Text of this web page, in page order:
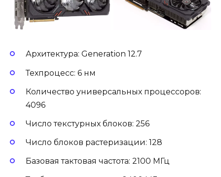
Архитектура: Generation 12.7
Техпроцесс: 6 нм
Количество универсальных процессоров:
4096
Число текстурных блоков: 256
Число блоков растеризации: 128
Базовая тактовая частота: 2100 МГц